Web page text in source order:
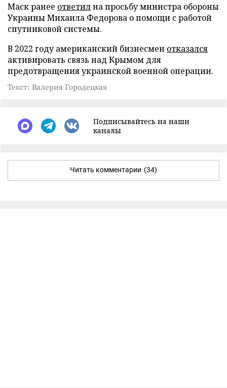
Маск ранее ответилна просьбу министра обороны
Украины Михаила Федорова о помощи с работой
спутниковой системы.
В 2022 году американский бизнесмен отказался
активировать связь над Крымом для
предотвращения украинской военной операции.
Текст: Валерия Городецкая
Подписывайтесь на наши
каналы
Читать комментарии (34)